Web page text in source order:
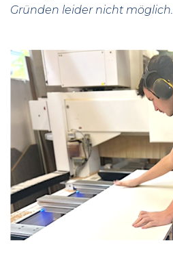
Gründen leider nicht möglich.